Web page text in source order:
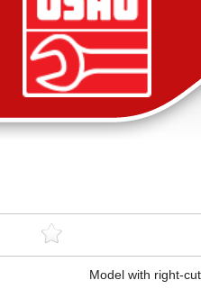
Model with right-